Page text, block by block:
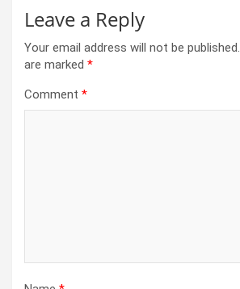
Leave a Reply
Your email address will not be published.
are marked *
Comment *